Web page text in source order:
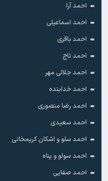
احمد آرا
احمد اسماعیلی
احمد باقری
احمد تاج
احمد جلالی مهر
احمد خدابنده
احمد رضا منصوری
احمد سعیدی
احمد سلو و اشکان کریمخانی
احمد سولو و پناه
احمد صفایی